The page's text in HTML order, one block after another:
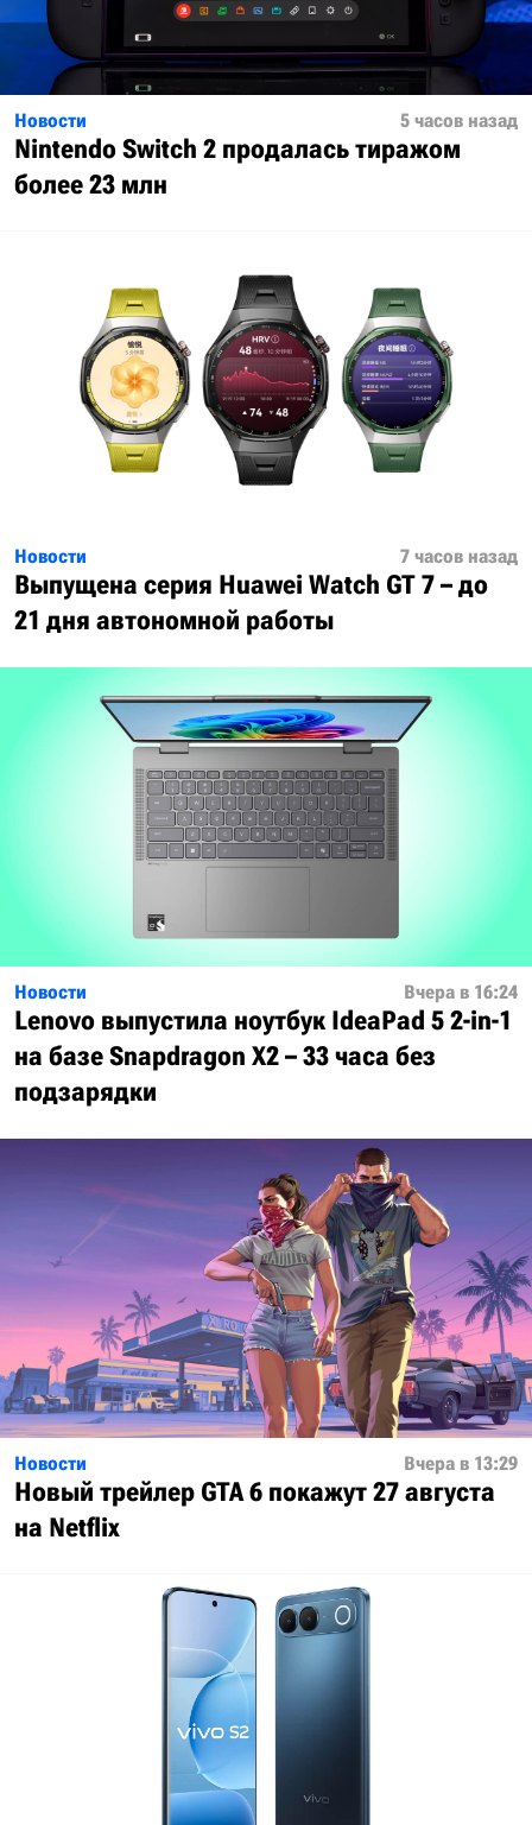
Новости 5 часов назад
Nintendo Switch 2 продалась тиражом
более 23 млн
Новости 7 часов назад
Выпущена серия Huawei Watch GT 7 – до
21 дня автономной работы
Новости Вчера в 16:24
Lenovo выпустила ноутбук IdeaPad 5 2-in-1
на базе Snapdragon X2 – 33 часа без
подзарядки
Новости Вчера в 13:29
Новый трейлер GTA 6 покажут 27 августа
на Netflix